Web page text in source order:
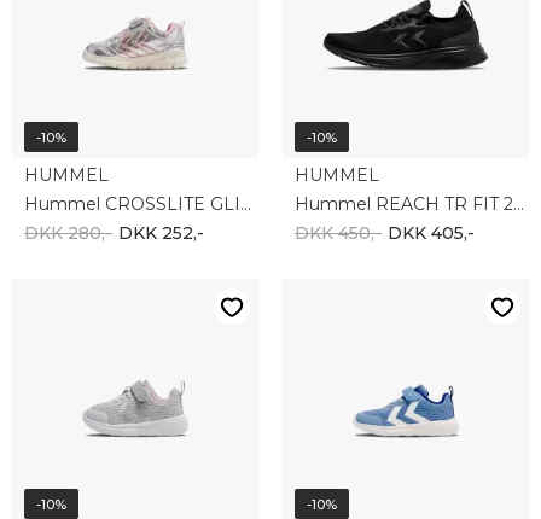
-10%
HUMMEL
Hummel CROSSLITE GLITTER INFANT 231652-1508
DKK 280,- DKK 252,-
-10%
HUMMEL
Hummel REACH TR FIT 225226-2042
DKK 450,- DKK 405,-
-10% -10%